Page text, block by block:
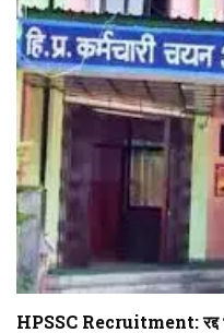
HPSSC Recruitment: रद्द